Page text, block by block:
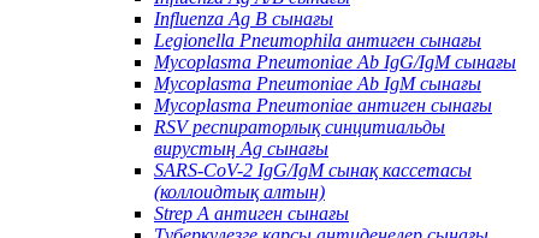
Influenza Ag B сынағы
Legionella Pneumophila антиген сынағы
Mycoplasma Pneumoniae Ab IgG/IgM сынағы
Mycoplasma Pneumoniae Ab IgM сынағы
Mycoplasma Pneumoniae антиген сынағы
RSV респираторлық синцитиальды
вирустың Ag сынағы
SARS-CoV-2 IgG/IgM сынақ кассетасы
(коллоидтық алтын)
Strep A антиген сынағы